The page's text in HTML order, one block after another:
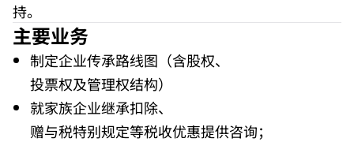
持。
主要业务
制定企业传承路线图（含股权、
投票权及管理权结构）
就家族企业继承扣除、
赠与税特别规定等税收优惠提供咨询；